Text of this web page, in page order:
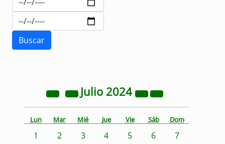
Julio 2024
Lun Mar Mié Jue Vie Sáb Dom
1 2 3 4 5 6
7